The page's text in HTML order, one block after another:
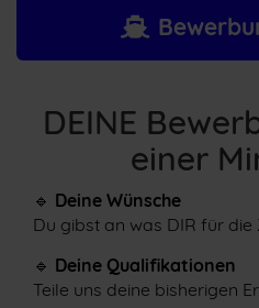
DEINE
einer
🔹 Deine Wünsche
Du gibst an was DIR für die
🔹 Deine Qualifikationen
Teile uns deine bisherigen